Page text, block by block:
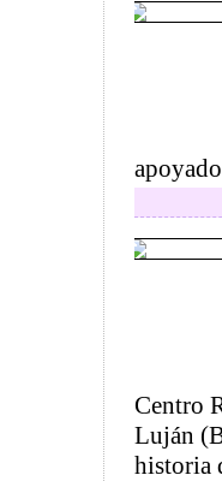
Centro
Luján
historia